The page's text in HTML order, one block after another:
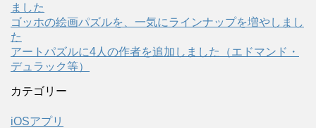
ました
ゴッホの絵画パズルを、一気にラインナップを増やしまし
た
アートパズルに4人の作者を追加しました（エドマンド・
デュラック等）
カテゴリー
iOSアプリ